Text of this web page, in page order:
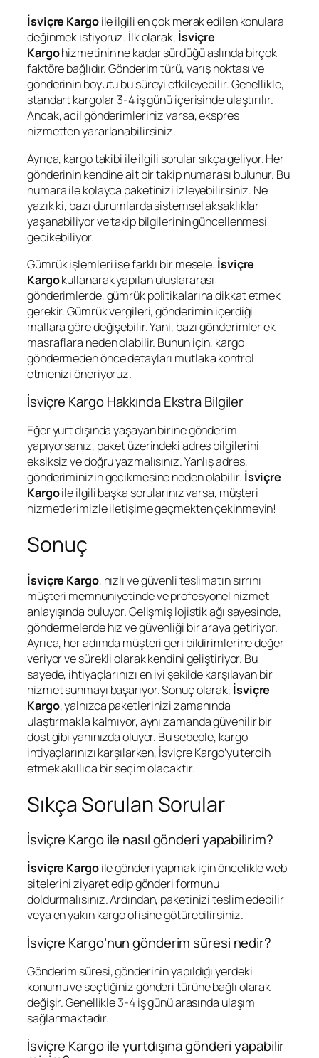
İsviçre Kargoile ilgili en çok merak edilen konulara
değinmek istiyoruz. İlk olarak, İsviçre
Kargohizmetinin ne kadar sürdüğü aslında birçok
faktöre bağlıdır. Gönderim türü, varış noktası ve
gönderinin boyutu bu süreyi etkileyebilir. Genellikle,
standart kargolar 3-4 iş günü içerisinde ulaştırılır.
Ancak, acil gönderimleriniz varsa, ekspres
hizmetten yararlanabilirsiniz.
Ayrıca, kargo takibi ile ilgili sorular sıkça geliyor. Her
gönderinin kendine ait bir takip numarası bulunur. Bu
numara ile kolayca paketinizi izleyebilirsiniz. Ne
yazık ki, bazı durumlarda sistemsel aksaklıklar
yaşanabiliyor ve takip bilgilerinin güncellenmesi
gecikebiliyor.
Gümrük işlemleri ise farklı bir mesele. İsviçre
Kargokullanarak yapılan uluslararası
gönderimlerde, gümrük politikalarına dikkat etmek
gerekir. Gümrük vergileri, gönderimin içerdiği
mallara göre değişebilir. Yani, bazı gönderimler ek
masraflara neden olabilir. Bunun için, kargo
göndermeden önce detayları mutlaka kontrol
etmenizi öneriyoruz.
İsviçre Kargo Hakkında Ekstra Bilgiler
Eğer yurt dışında yaşayan birine gönderim
yapıyorsanız, paket üzerindeki adres bilgilerini
eksiksiz ve doğru yazmalısınız. Yanlış adres,
gönderiminizin gecikmesine neden olabilir. İsviçre
Kargoile ilgili başka sorularınız varsa, müşteri
hizmetlerimizle iletişime geçmekten çekinmeyin!
Sonuç
İsviçre Kargo, hızlı ve güvenli teslimatın sırrını
müşteri memnuniyetinde ve profesyonel hizmet
anlayışında buluyor. Gelişmiş lojistik ağı sayesinde,
göndermelerde hız ve güvenliği bir araya getiriyor.
Ayrıca, her adımda müşteri geri bildirimlerine değer
veriyor ve sürekli olarak kendini geliştiriyor. Bu
sayede, ihtiyaçlarınızı en iyi şekilde karşılayan bir
hizmet sunmayı başarıyor. Sonuç olarak, İsviçre
Kargo, yalnızca paketlerinizi zamanında
ulaştırmakla kalmıyor, aynı zamanda güvenilir bir
dost gibi yanınızda oluyor. Bu sebeple, kargo
ihtiyaçlarınızı karşılarken, İsviçre Kargo’yu tercih
etmek akıllıca bir seçim olacaktır.
Sıkça Sorulan Sorular
İsviçre Kargo ile nasıl gönderi yapabilirim?
İsviçre Kargoile gönderi yapmak için öncelikle web
sitelerini ziyaret edip gönderi formunu
doldurmalısınız. Ardından, paketinizi teslim edebilir
veya en yakın kargo ofisine götürebilirsiniz.
İsviçre Kargo’nun gönderim süresi nedir?
Gönderim süresi, gönderinin yapıldığı yerdeki
konumu ve seçtiğiniz gönderi türüne bağlı olarak
değişir. Genellikle 3-4 iş günü arasında ulaşım
sağlanmaktadır.
İsviçre Kargo ile yurtdışına gönderi yapabilir